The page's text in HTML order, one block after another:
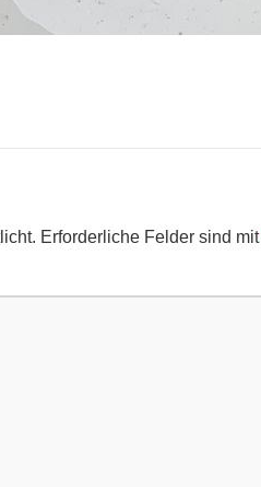
Erforderliche Felder sind mit